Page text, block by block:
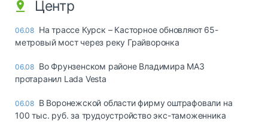
Центр
06.08 На трассе Курск – Касторное обновляют 65-
метровый мост через реку Грайворонка
06.08 Во Фрунзенском районе Владимира МАЗ
протаранил Lada Vesta
06.08 В Воронежской области фирму оштрафовали на
100 тыс. руб. за трудоустройство экс-таможенника